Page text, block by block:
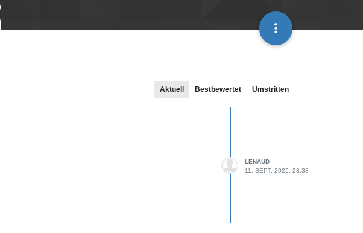
Aktuell Bestbewertet Umstritten
LENAUD
11. SEPT. 2025, 23:38